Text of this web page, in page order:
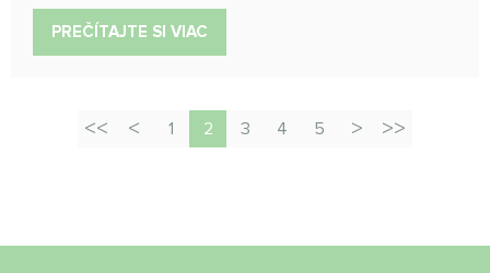
PREČÍTAJTE SI VIAC
1 2 3 4 5